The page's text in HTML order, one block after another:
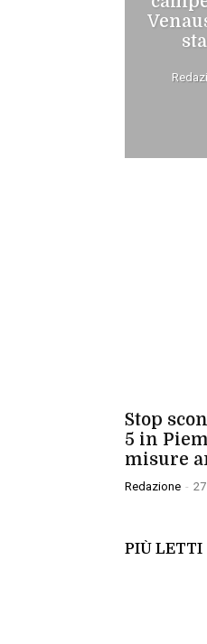
Stop
5 in
misure
Redazione -
PIÙ LETTI